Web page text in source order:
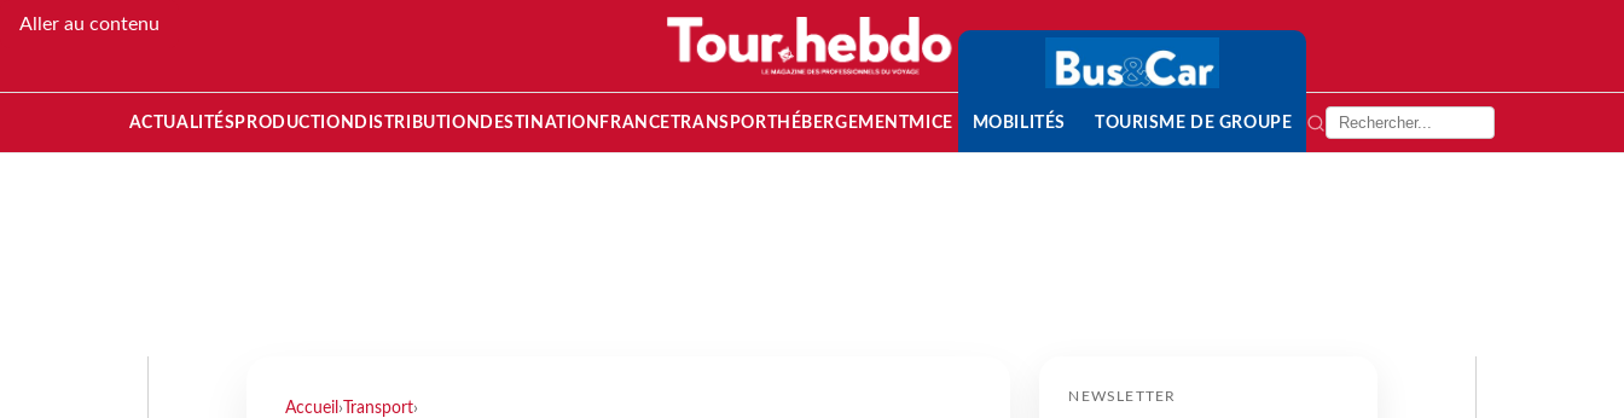
Aller au contenu
ACTUALITÉS PRODUCTION DISTRIBUTION DESTINATION FRANCETRANSPORT HÉBERGEMENTMICE MOBILITÉS TOURISME DE GROUPE
Accueil › Transport›
NEWSLETTER